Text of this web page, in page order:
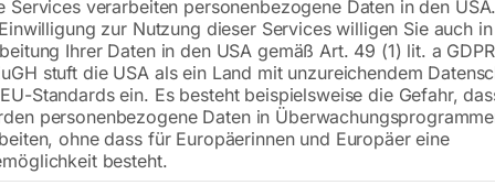
€ 150,00
inkl. MwSt. zzgl.Versandkosten
Lieferzeit:ca. 2 - 3 Tage
Services verarbeiten personenbezogene Daten in den
zur Nutzung dieser Services willigen Sie auch
Ihrer Daten in den USA gemäß Art. 49 (1) lit. a
stuft die USA als ein Land mit unzureichendem
Standards ein. Es besteht beispielsweise die Gefahr,
personenbezogene Daten in
ohne dass für Europäerinnen und Europäer eine
besteht.